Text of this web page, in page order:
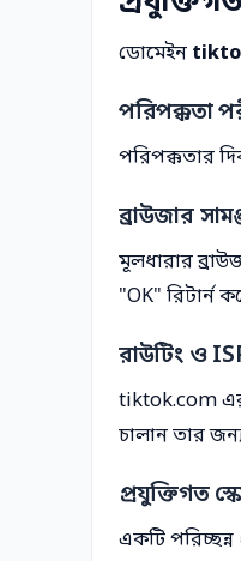
ডোমেইন
পরিপক্কতা
পরিপক্কতার
ব্রাউজার
মূলধারার
"OK" রিটার্ন
রাউটিং ও
tiktok.com
চালান তার
প্রযুক্তিগত
একটি